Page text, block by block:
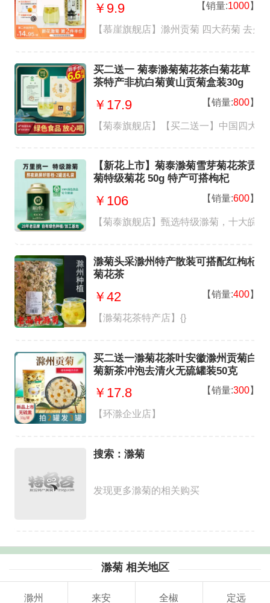
￥9.9 【销量:1000】
【慕崖旗舰店】滁州贡菊 四大药菊 去火
买二送一 菊泰滁菊菊花茶白菊花草
茶特产非杭白菊黄山贡菊盒装30g
￥17.9 【销量:800】
【菊泰旗舰店】【买二送一】中国四大
【新花上市】菊泰滁菊雪芽菊花茶贡
菊特级菊花 50g 特产可搭枸杞
￥106 【销量:600】
【菊泰旗舰店】甄选特级滁菊，十大皖
滁菊头采滁州特产散装可搭配红枸杞
菊花茶
￥42 【销量:400】
【滁菊花茶特产店】{}
买二送一滁菊花茶叶安徽滁州贡菊白
菊新茶冲泡去清火无硫罐装50克
￥17.8 【销量:300】
【环滁企业店】
搜索：滁菊
发现更多滁菊的相关购买
滁菊 相关地区
滁州 来安 全椒 定远